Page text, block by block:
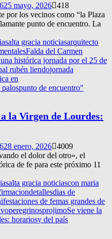
25 mayo, 2026 418
por los vecinos como “la Plaza
punto de encuentro. La
alta gracia noticiasarquitecto
Falda del Carmen
histórica jornada por el 25 de
rubén liendojornada
en
palospunto de encuentro"
la Virgen de Lourdes:
28 enero, 2026 4009
el dolor del otro», el
de fe para este próximo 11
alta gracia noticiascon maria
detallesdias de
de femas grandes de
peregrinosprojimoSe viene la
horariosy del país